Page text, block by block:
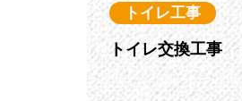
トイレ工事
トイレ交換工事